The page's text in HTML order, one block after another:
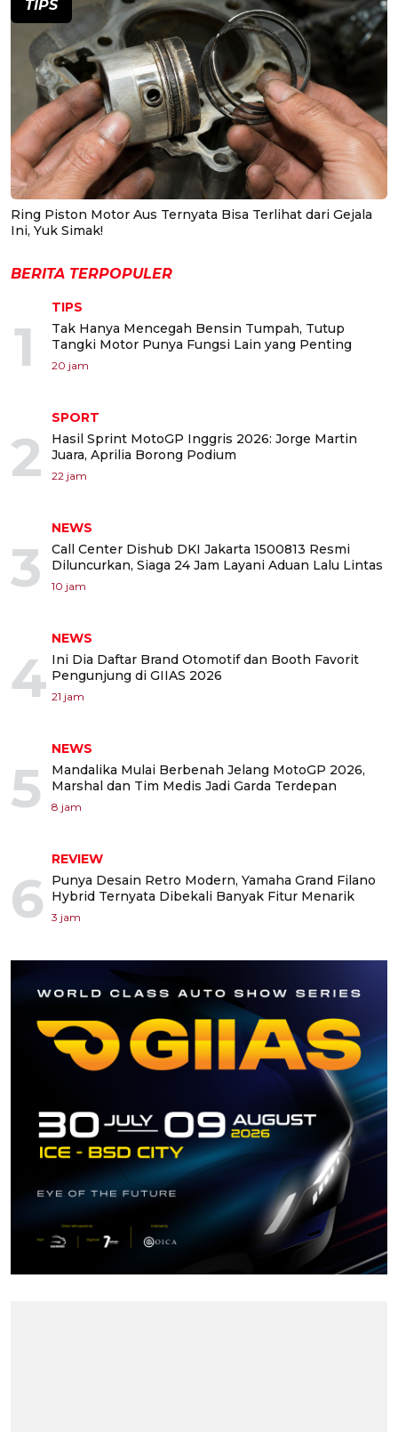
TIPS
Ring Piston Motor Aus Ternyata Bisa Terlihat dari Gejala
Ini, Yuk Simak!
BERITA TERPOPULER
1
TIPS
Tak Hanya Mencegah Bensin Tumpah, Tutup
Tangki Motor Punya Fungsi Lain yang Penting
20 jam
2
SPORT
Hasil Sprint MotoGP Inggris 2026: Jorge Martin
Juara, Aprilia Borong Podium
22 jam
3
NEWS
Call Center Dishub DKI Jakarta 1500813 Resmi
Diluncurkan, Siaga 24 Jam Layani Aduan Lalu Lintas
10 jam
4
NEWS
Ini Dia Daftar Brand Otomotif dan Booth Favorit
Pengunjung di GIIAS 2026
21 jam
5
NEWS
Mandalika Mulai Berbenah Jelang MotoGP 2026,
Marshal dan Tim Medis Jadi Garda Terdepan
8 jam
6
REVIEW
Punya Desain Retro Modern, Yamaha Grand Filano
Hybrid Ternyata Dibekali Banyak Fitur Menarik
3 jam